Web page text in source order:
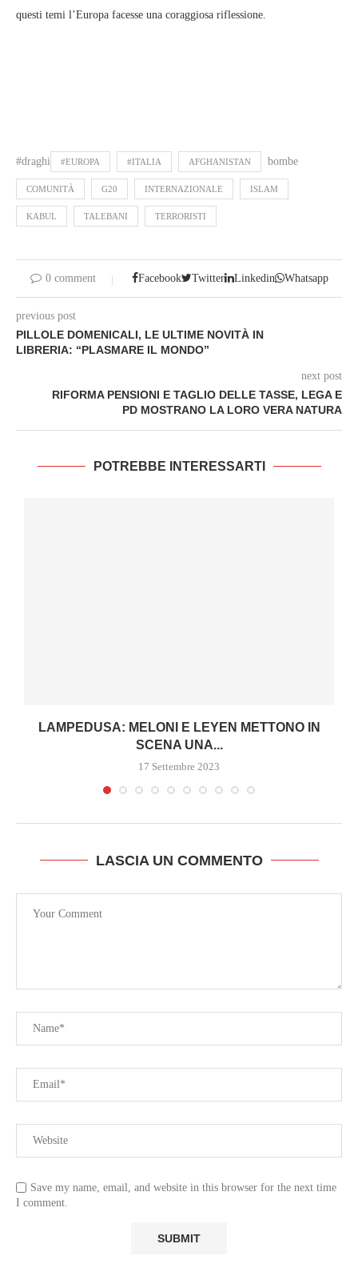
questi temi l’Europa facesse una coraggiosa riflessione.
#draghi #EUROPA #ITALIA AFGHANISTAN bombe
COMUNITÀ G20 INTERNAZIONALE ISLAM
KABUL TALEBANI TERRORISTI
0 comment Facebook Twitter Linkedin Whatsapp
previous post
PILLOLE DOMENICALI, LE ULTIME NOVITÀ IN
LIBRERIA: “PLASMARE IL MONDO”
next post
RIFORMA PENSIONI E TAGLIO DELLE TASSE, LEGA E
PD MOSTRANO LA LORO VERA NATURA
POTREBBE INTERESSARTI
LAMPEDUSA: MELONI E LEYEN METTONO IN
SCENA UNA...
17 Settembre 2023
LASCIA UN COMMENTO
Save my name, email, and website in this browser for the next time
I comment.